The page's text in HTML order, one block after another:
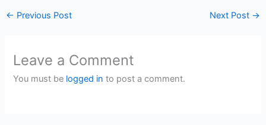
← Previous Post Next Post →
Leave a Comment
You must be logged in to post a comment.